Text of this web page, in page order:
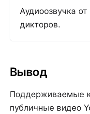
Аудиоозвучка
дикторов.
Вывод
Поддерживаемые
публичные видео